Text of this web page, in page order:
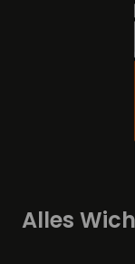
Alles